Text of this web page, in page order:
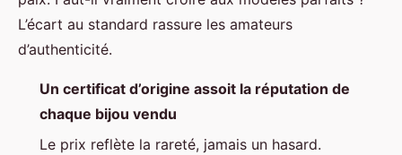
L’écart au standard rassure les amateurs
d’authenticité.
Un certificat d’origine assoit la réputation de
chaque bijou vendu
Le prix reflète la rareté, jamais un hasard.